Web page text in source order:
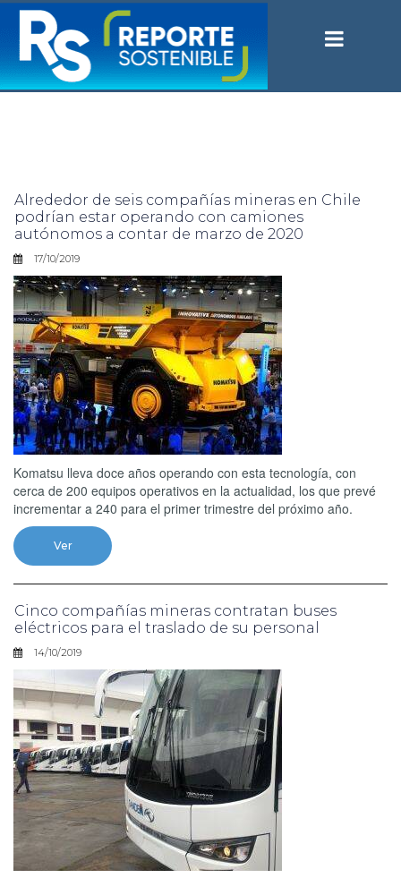
Alrededor de seis compañías mineras en Chile
podrían estar operando con camiones
autónomos a contar de marzo de 2020
17/10/2019
Komatsu lleva doce años operando con esta tecnología, con
cerca de 200 equipos operativos en la actualidad, los que prevé
incrementar a 240 para el primer trimestre del próximo año.
Ver
Cinco compañías mineras contratan buses
eléctricos para el traslado de su personal
14/10/2019